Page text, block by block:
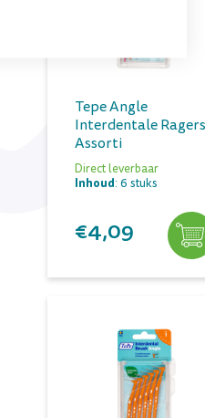
Tepe Angle
Interdentale Ragers
Assorti
Direct leverbaar
Inhoud: 6 stuks
€4,09